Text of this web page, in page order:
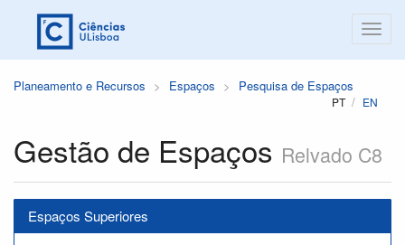
Planeamento e Recursos Espaços Pesquisa de Espaços
PT EN
Gestão de Espaços Relvado C8
Espaços Superiores